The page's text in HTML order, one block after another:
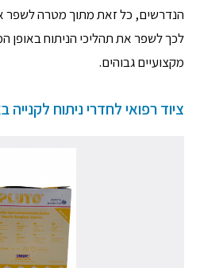
הנדרשים, כל זאת מתוך מטרה לשפר
לכך לשפר את תהליכי הניתוח
מקצועיים גבוהים.
ציוד רפואי לחדרי ניתוח לקנייה